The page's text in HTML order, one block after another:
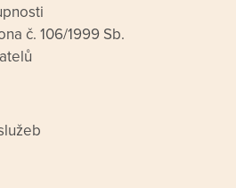
č. 106/1999 Sb.